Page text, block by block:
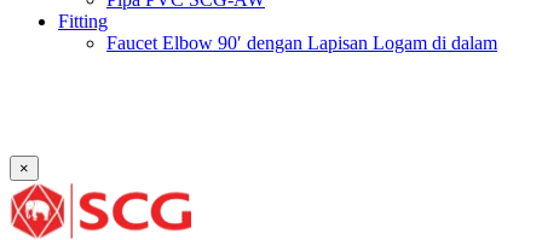
Fitting
Faucet Elbow 90′ dengan Lapisan Logam di dalam
Plug SCG AW
Shinkolite
×